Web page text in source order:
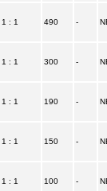
1 : 1 490 -
1 : 1 300 -
1 : 1 190 -
1 : 1 150 -
1 : 1 100 -